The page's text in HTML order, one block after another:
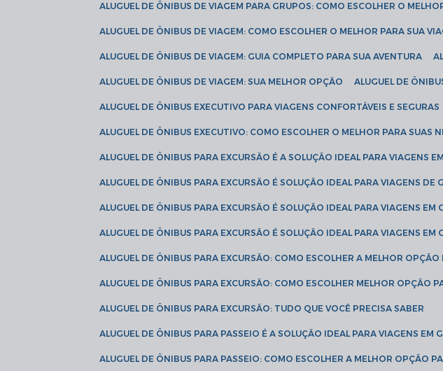
ALUGUEL DE ÔNIBUS DE VIAGEM PARA GRUPOS: COMO ESCOLHER O
ALUGUEL DE ÔNIBUS DE VIAGEM: COMO ESCOLHER O MELHOR PARA SUA
ALUGUEL DE ÔNIBUS DE VIAGEM: GUIA COMPLETO PARA SUA AVENTURA
ALUGUEL DE ÔNIBUS DE VIAGEM: SUA MELHOR OPÇÃO ALUGUEL DE
ALUGUEL DE ÔNIBUS EXECUTIVO PARA VIAGENS CONFORTÁVEIS E SEGURAS
ALUGUEL DE ÔNIBUS EXECUTIVO: COMO ESCOLHER O MELHOR PARA SUAS
ALUGUEL DE ÔNIBUS PARA EXCURSÃO É A SOLUÇÃO IDEAL PARA VIAGENS
ALUGUEL DE ÔNIBUS PARA EXCURSÃO É SOLUÇÃO IDEAL PARA VIAGENS
ALUGUEL DE ÔNIBUS PARA EXCURSÃO É SOLUÇÃO IDEAL PARA VIAGENS
ALUGUEL DE ÔNIBUS PARA EXCURSÃO É SOLUÇÃO IDEAL PARA VIAGENS
ALUGUEL DE ÔNIBUS PARA EXCURSÃO: COMO ESCOLHER A MELHOR
ALUGUEL DE ÔNIBUS PARA EXCURSÃO: COMO ESCOLHER MELHOR OPÇÃO
ALUGUEL DE ÔNIBUS PARA EXCURSÃO: TUDO QUE VOCÊ PRECISA SABER
ALUGUEL DE ÔNIBUS PARA PASSEIO É A SOLUÇÃO IDEAL PARA VIAGENS
ALUGUEL DE ÔNIBUS PARA PASSEIO: COMO ESCOLHER A MELHOR OPÇÃO